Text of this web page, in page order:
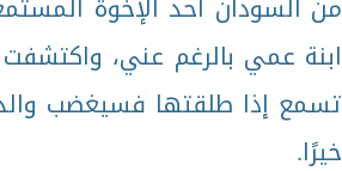
ابنة عمي بالرغم عني،
تسمع إذا طلقتها فسيغضب
خيرًا.